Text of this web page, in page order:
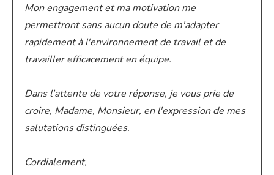
Mon engagement et ma motivation me
permettront sans aucun doute de m'adapter
rapidement à l'environnement de travail et de
travailler efficacement en équipe.
Dans l'attente de votre réponse, je vous prie de
croire, Madame, Monsieur, en l'expression de mes
salutations distinguées.
Cordialement,